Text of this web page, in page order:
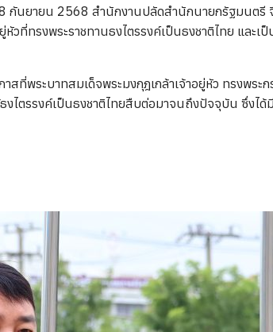
นยายน 2568 สำนักงานปลัดสำนักนายกรัฐมนตรี
ที่ทรงพระราชทานธงไตรรงค์เป็นธงชาติไทย และเ
ที่พระบาทสมเด็จพระมงกุฎเกล้าเจ้าอยู่หัว ทรงพระ
ไตรรงค์เป็นธงชาติไทยสืบต่อมาจนถึงปัจจุบัน ซึ่งไ